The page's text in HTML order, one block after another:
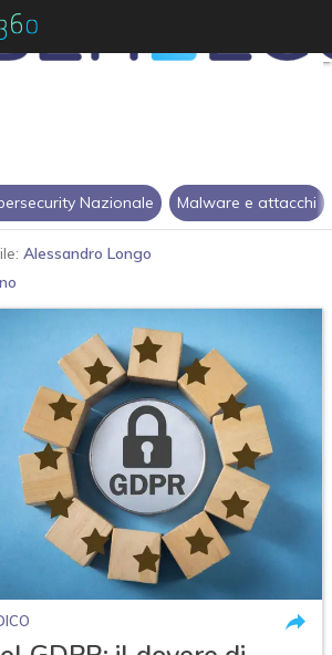
Nazionale Malware e attacchi
Alessandro Longo